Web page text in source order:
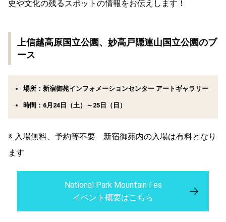
史や文化の残るスポットの情報をお伝えします！
上信越高原国立公園、妙高戸隠連山国立公園のブ
ース
場所：新宿御苑インフォメーションセンター アートギャラリー
時間：6月24日（土）～25日（日）
※ 入場無料、予約等不要 新宿御苑内の入場は有料となり
ます
National Park Mountain Fes
イベント概要はこちら